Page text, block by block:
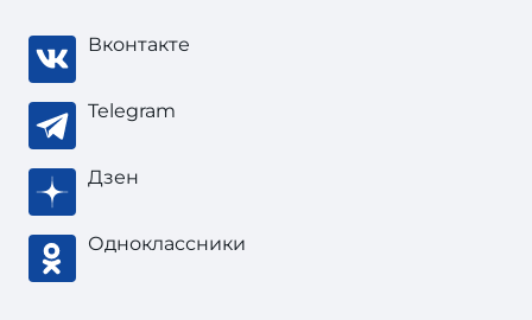
Вконтакте
Telegram
Дзен
Одноклассники